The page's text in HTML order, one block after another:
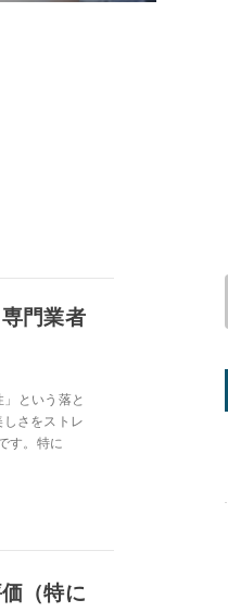
門業者
という落と
さをストレ
す。特に
（特に